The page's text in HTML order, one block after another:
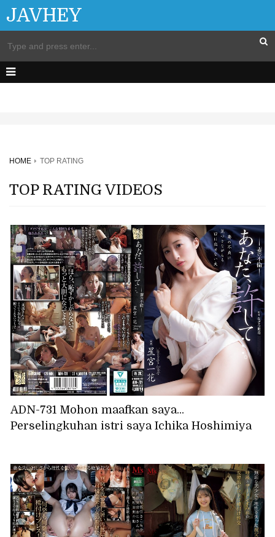
JAVHEY
HOME TOP RATING
TOP RATING VIDEOS
ADN-731 Mohon maafkan saya...
Perselingkuhan istri saya Ichika Hoshimiya